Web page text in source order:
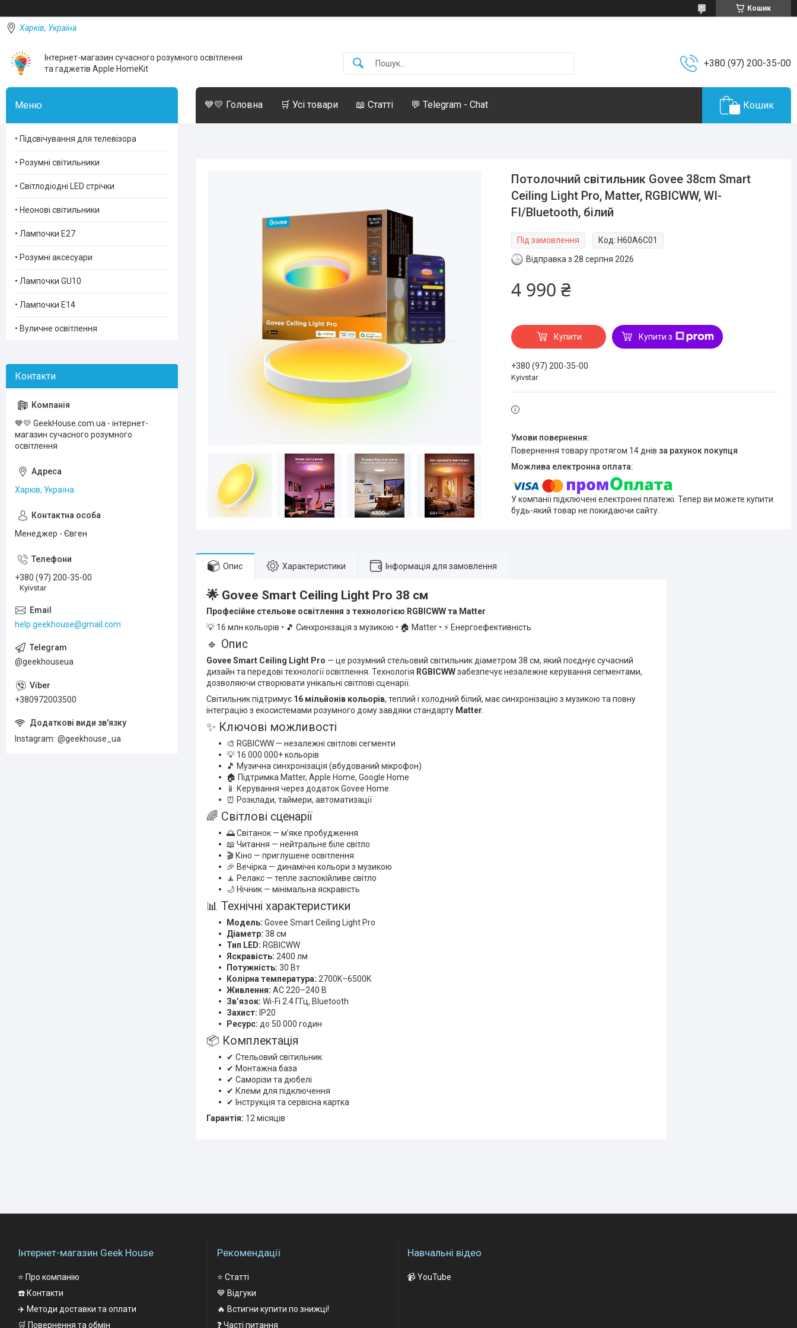
Кошик
Харків, Україна
Інтернет-магазин сучасного розумного освітлення
та гаджетів Apple HomeKit
+380 (97) 200-35-00
💙💛 Головна 🛒 Усі товари 📖 Статті 💬 Telegram - Chat Кошик
Потолочний світильник Govee 38cm Smart
Ceiling Light Pro, Matter, RGBICWW, WI-
FI/Bluetooth, білий
Під замовлення Код: H60A6C01
Відправка з 28 серпня 2026
4 990 ₴
Купити Купити з
+380 (97) 200-35-00
Kyivstar
повернення товару протягом 14 днів за рахунок покупця
У компанії підключені електронні платежі. Тепер ви можете купити
будь-який товар не покидаючи сайту.
Опис Характеристики Інформація для замовлення
🌟 Govee Smart Ceiling Light Pro 38 см
Професійне стельове освітлення з технологією RGBICWW та Matter
💡 16 млн кольорів • 🎵 Синхронізація з музикою • 🏠 Matter • ⚡ Енергоефективність
🔹 Опис
Govee Smart Ceiling Light Pro — це розумний стельовий світильник діаметром 38 см, який поєднує сучасний
дизайн та передові технології освітлення. Технологія RGBICWWзабезпечує незалежне керування сегментами,
дозволяючи створювати унікальні світлові сценарії.
Світильник підтримує 16 мільйонів кольорів, теплий і холодний білий, має синхронізацію з музикою та повну
інтеграцію з екосистемами розумного дому завдяки стандарту Matter
✨ Ключові можливості
🎨 RGBICWW — незалежні світлові сегменти
💡 16 000 000+ кольорів
🎵 Музична синхронізація (вбудований мікрофон)
🏠 Підтримка Matter, Apple Home, Google Home
📱 Керування через додаток Govee Home
⏰ Розклади, таймери, автоматизації
🌈 Світлові сценарії
🌅 Світанок — м’яке пробудження
📖 Читання — нейтральне біле світло
🎬 Кіно — приглушене освітлення
🎉 Вечірка — динамічні кольори з музикою
🧘 Релакс — тепле заспокійливе світло
🌙 Нічник — мінімальна яскравість
📊 Технічні характеристики
Модель: Govee Smart Ceiling Light Pro
Діаметр: 38 см
Тип LED: RGBICWW
Яскравість: 2400 лм
Потужність: 30 Вт
Колірна температура: 2700K–6500K
Живлення: AC 220–240 В
Зв’язок: Wi-Fi 2.4 ГГц, Bluetooth
Захист: IP20
Ресурс: до 50 000 годин
📦 Комплектація
✔ Стельовий світильник
✔ Монтажна база
✔ Саморізи та дюбелі
✔ Клеми для підключення
✔ Інструкція та сервісна картка
Гарантія: 12 місяців
• Підсвічування для телевізора
• Розумні світильники
• Світлодіодні LED стрічки
• Неонові світильники
• Лампочки Е27
• Розумні аксесуари
• Лампочки GU10
• Лампочки Е14
• Вуличне освітлення
💙💛 GeekHouse.com.ua - інтернет-
магазин сучасного розумного
освiтлення
Харків, Україна
Менеджер - Євген
+380 (97) 200-35-00
Kyivstar
help.geekhouse@gmail.com
@geekhouseua
+380972003500
Instagram @geekhouse_ua
Інтернет-магазин Geek House
⭐ Про компанію
☎️ Контакти
✈️ Методи доставки та оплати
🛒 Повернення та обмін
Рекомендації
⭐ Статті
💙 Відгуки
🔥 Встигни купити по знижці!
❓ Часті питання
Навчальні відео
📹 YouTube